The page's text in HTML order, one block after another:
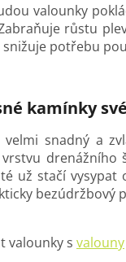
valounky
růstu
potřebu
kamínky
snadný a
už stačí
bezúdržbový
valounky s valouny